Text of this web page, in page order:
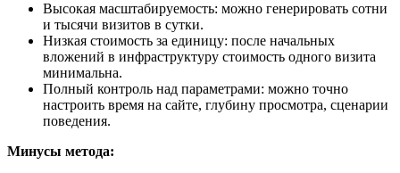
Высокая масштабируемость: можно генерировать сотни
и тысячи визитов в сутки.
Низкая стоимость за единицу: после начальных
вложений в инфраструктуру стоимость одного визита
минимальна.
Полный контроль над параметрами: можно точно
настроить время на сайте, глубину просмотра, сценарии
поведения.
Минусы метода: